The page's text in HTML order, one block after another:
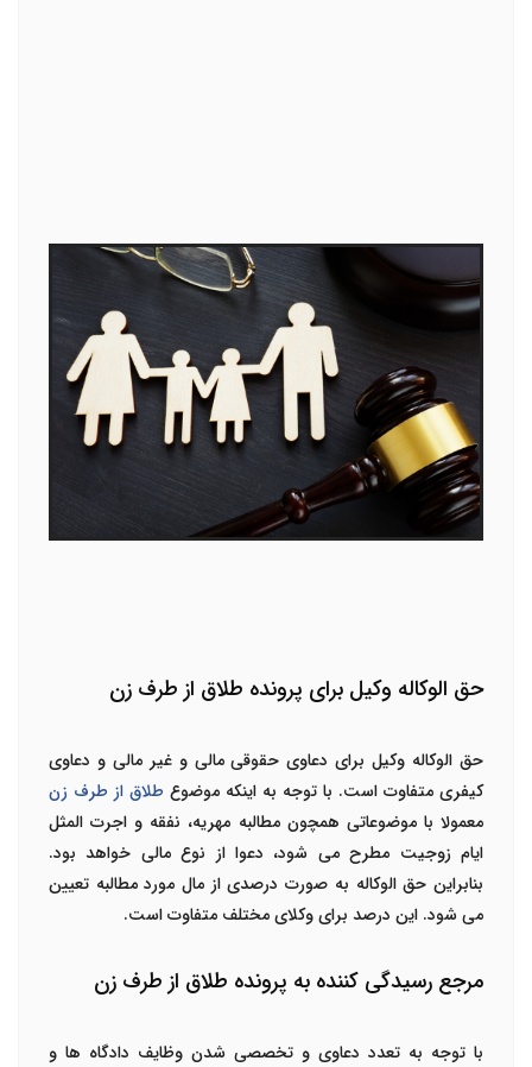
حق الوکاله وکیل برای پرونده طلاق از طرف زن
حق الوکاله وکیل برای دعاوی حقوقی مالی و غیر مالی و دعاوی
کیفری متفاوت است. با توجه به اینکه موضوع طلاق از طرف زن
معمولا با موضوعاتی همچون مطالبه مهریه، نفقه و اجرت المثل
ایام زوجیت مطرح می شود، دعوا از نوع مالی خواهد بود.
بنابراین حق الوکاله به صورت درصدی از مال مورد مطالبه تعیین
می شود. این درصد برای وکلای مختلف متفاوت است.
مرجع رسیدگی کننده به پرونده طلاق از طرف زن
با توجه به تعدد دعاوی و تخصصی شدن وظایف دادگاه ها و